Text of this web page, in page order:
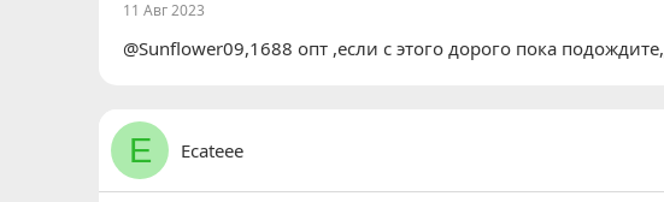
11 Авг 2023
@Sunflower09,1688 опт ,если с этого дорого пока
E Ecateee